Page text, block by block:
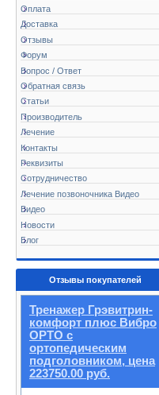
Оплата
Доставка
Отзывы
Форум
Вопрос / Ответ
Обратная связь
Статьи
Производитель
Лечение
Контакты
Реквизиты
Сотрудничество
Лечение позвоночника Видео
Видео
Новости
Блог
Отзывы покупателей
Тренажер Грэвитрин-
комфорт плюс Вибро
ОРТО с
ортопедическим
подголовником, цена
223750.00 руб.